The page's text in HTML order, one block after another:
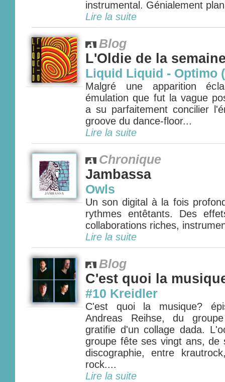
instrumental. Génialement
Lire la suite
Blog
L'Oldie de la
Liquid Liquid - Optimo
Malgré une apparition
émulation que fut la vague
a su parfaitement concilier
groove du dance-floor...
Lire la suite
Chronique
Jambassa
Owls
Un son digital à la fois
rythmes entêtants. Des
collaborations riches,
Lire la suite
Blog
C'est quoi la
#10 Kreidler
C'est quoi la musique?
Andreas Reihse, du
gratifie d'un collage dada.
groupe fête ses vingt ans, de
discographie, entre
rock....
Lire la suite